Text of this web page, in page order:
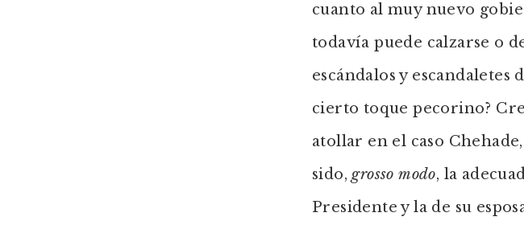
cuanto al muy nuevo
todavía puede calzarse o
escándalos y
cierto toque pecorino?
atollar en el caso
sido,grosso modo, la
Presidente y la de su